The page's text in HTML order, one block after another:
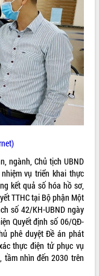
ngành, Chủ tịch UBND
vụ triển khai thực
kết quả số hóa hồ sơ,
TTHC tại Bộ phận Một
số 42/KH-UBND ngày
Quyết định số 06/QĐ-
phê duyệt Đề án phát
thực điện tử phục vụ
tầm nhìn đến 2030 trên